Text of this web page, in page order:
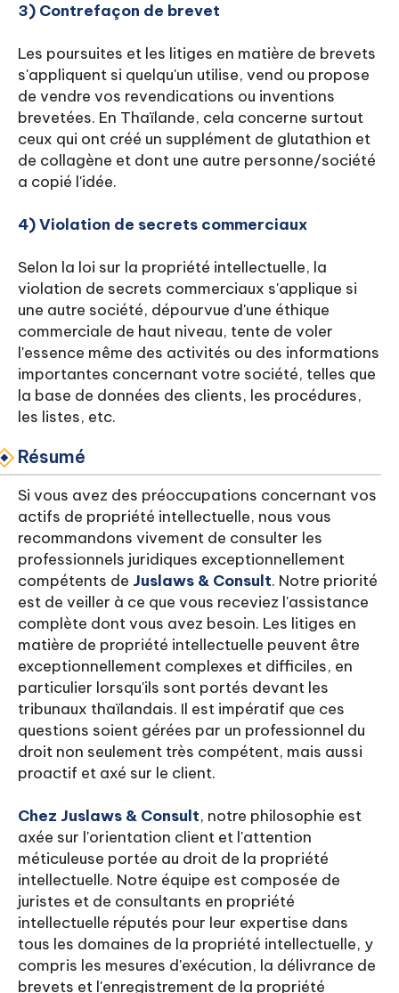
3) Contrefaçon de brevet
Les poursuites et les litiges en matière de brevets
s'appliquent si quelqu'un utilise, vend ou propose
de vendre vos revendications ou inventions
brevetées. En Thaïlande, cela concerne surtout
ceux qui ont créé un supplément de glutathion et
de collagène et dont une autre personne/société
a copié l'idée.
4) Violation de secrets commerciaux
Selon la loi sur la propriété intellectuelle, la
violation de secrets commerciaux s'applique si
une autre société, dépourvue d'une éthique
commerciale de haut niveau, tente de voler
l'essence même des activités ou des informations
importantes concernant votre société, telles que
la base de données des clients, les procédures,
les listes, etc.
Résumé
Si vous avez des préoccupations concernant vos
actifs de propriété intellectuelle, nous vous
recommandons vivement de consulter les
professionnels juridiques exceptionnellement
compétents de Juslaws & Consult. Notre priorité
est de veiller à ce que vous receviez l'assistance
complète dont vous avez besoin. Les litiges en
matière de propriété intellectuelle peuvent être
exceptionnellement complexes et difficiles, en
particulier lorsqu'ils sont portés devant les
tribunaux thaïlandais. Il est impératif que ces
questions soient gérées par un professionnel du
droit non seulement très compétent, mais aussi
proactif et axé sur le client.
Chez Juslaws & Consult, notre philosophie est
axée sur l'orientation client et l'attention
méticuleuse portée au droit de la propriété
intellectuelle. Notre équipe est composée de
juristes et de consultants en propriété
intellectuelle réputés pour leur expertise dans
tous les domaines de la propriété intellectuelle, y
compris les mesures d'exécution, la délivrance de
brevets et l'enregistrement de la propriété